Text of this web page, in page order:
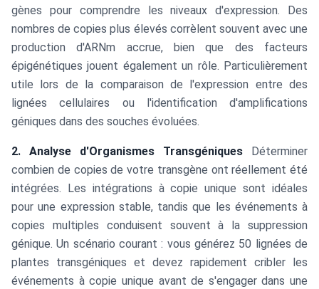
gènes pour comprendre les niveaux d'expression. Des
nombres de copies plus élevés corrèlent souvent avec une
production d'ARNm accrue, bien que des facteurs
épigénétiques jouent également un rôle. Particulièrement
utile lors de la comparaison de l'expression entre des
lignées cellulaires ou l'identification d'amplifications
géniques dans des souches évoluées.
2. Analyse d'Organismes Transgéniques Déterminer
combien de copies de votre transgène ont réellement été
intégrées. Les intégrations à copie unique sont idéales
pour une expression stable, tandis que les événements à
copies multiples conduisent souvent à la suppression
génique. Un scénario courant : vous générez 50 lignées de
plantes transgéniques et devez rapidement cribler les
événements à copie unique avant de s'engager dans une